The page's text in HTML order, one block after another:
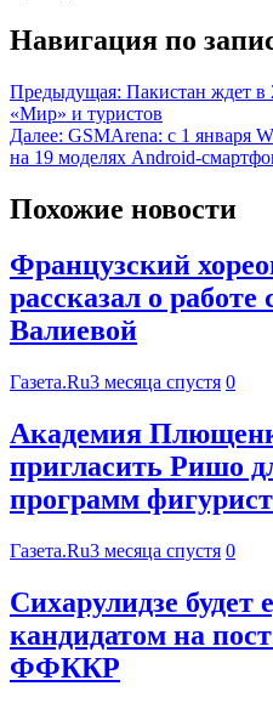
Навигация по
Предыдущая: Пакистан ждет в
«Мир» и туристов
Далее: GSMArena: с 1 января
на 19 моделях Android-
Похожие новости
Французский
рассказал о
Валиевой
Газета.Ru3 месяца спустя 0
Академия
пригласить Ришо
программ
Газета.Ru3 месяца спустя 0
Сихарулидзе
кандидатом на
ФФККР